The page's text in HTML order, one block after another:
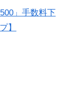
」手数料下
】